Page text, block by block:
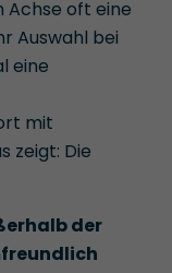
Achse oft eine
Auswahl bei
eine
mit
zeigt: Die
der